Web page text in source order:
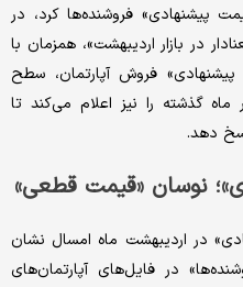
پیشنهادی» فروشنده‌ها کرد، در
در بازار اردیبهشت»، همزمان با
فروش آپارتمان، سطح
گذشته را نیز اعلام می‌کند تا
نوسان «قیمت قطعی»
در اردیبهشت ماه امسال نشان
در فایل‌های آپارتمان‌های